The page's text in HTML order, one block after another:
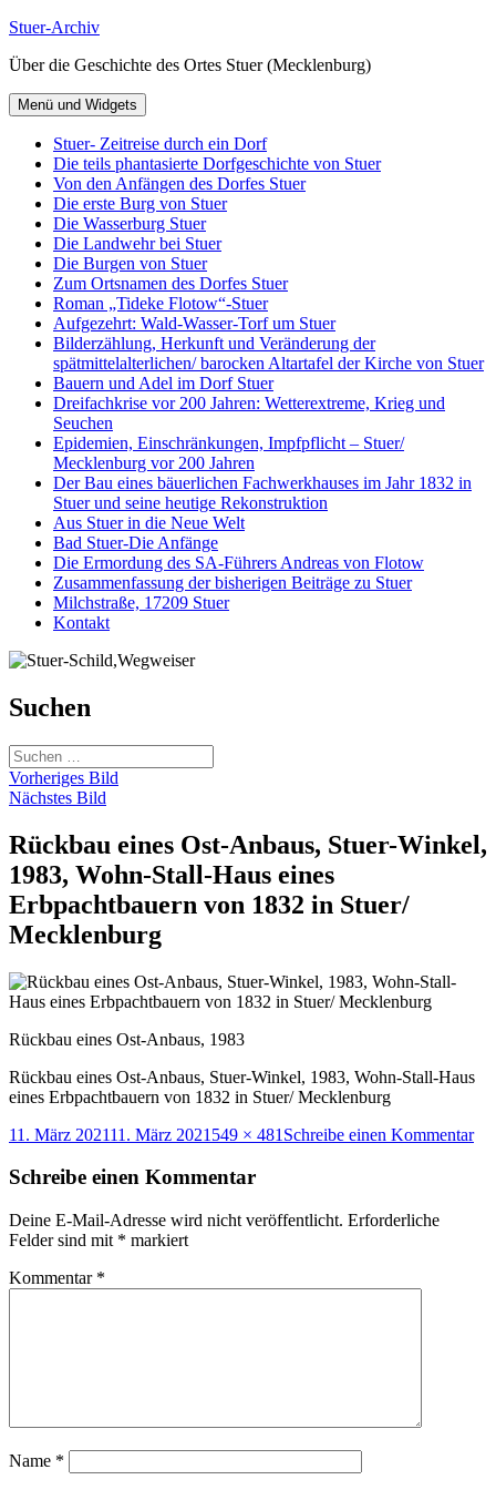
Zum
springen
Stuer-Archiv
Über die Geschichte des Ortes Stuer (Mecklenburg)
Menü und Widgets
Stuer- Zeitreise durch ein Dorf
Die teils phantasierte Dorfgeschichte von Stuer
Von den Anfängen des Dorfes Stuer
Die erste Burg von Stuer
Die Wasserburg Stuer
Die Landwehr bei Stuer
Die Burgen von Stuer
Zum Ortsnamen des Dorfes Stuer
Roman „Tideke Flotow“-Stuer
Aufgezehrt: Wald-Wasser-Torf um Stuer
Bilderzählung, Herkunft und Veränderung der
spätmittelalterlichen/ barocken Altartafel der Kirche von Stuer
Bauern und Adel im Dorf Stuer
Dreifachkrise vor 200 Jahren: Wetterextreme, Krieg und
Seuchen
Epidemien, Einschränkungen, Impfpflicht – Stuer/
Mecklenburg vor 200 Jahren
Der Bau eines bäuerlichen Fachwerkhauses im Jahr 1832 in
Stuer und seine heutige Rekonstruktion
Aus Stuer in die Neue Welt
Bad Stuer-Die Anfänge
Die Ermordung des SA-Führers Andreas von Flotow
Zusammenfassung der bisherigen Beiträge zu Stuer
Milchstraße, 17209 Stuer
Kontakt
Suchen
Suchen
nach:
Vorheriges Bild
Nächstes Bild
Rückbau eines Ost-Anbaus, Stuer-Winkel,
1983, Wohn-Stall-Haus eines
Erbpachtbauern von 1832 in Stuer/
Mecklenburg
Rückbau eines Ost-Anbaus, 1983
Rückbau eines Ost-Anbaus, Stuer-Winkel, 1983, Wohn-Stall-Haus
eines Erbpachtbauern von 1832 in Stuer/ Mecklenburg
Veröffentlicht
11. März 202111. März 2021 Originalgröße
549 × 481 Schreibe einen Kommentarzu
Schreibe einen Kommentar
Deine E-Mail-Adresse wird nicht veröffentlicht. Erforderliche
Felder sind mit * markiert
Kommentar *
Name *